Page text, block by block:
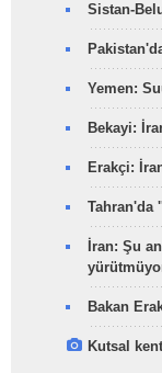
Sistan-
Yemen:
Bekayi:
Erakçi:
Tahran'da
İran: Şu
Bakan
Kutsal